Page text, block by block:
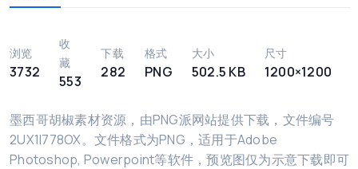
浏览
3732
收
藏
553
下载
282
格式
PNG
大小
502.5 KB
尺寸
1200×1200
墨西哥胡椒素材资源，由PNG派网站提供下载，文件编号
2UX1I778OX。文件格式为PNG，适用于Adobe
Photoshop, Powerpoint等软件，预览图仅为示意下载即可